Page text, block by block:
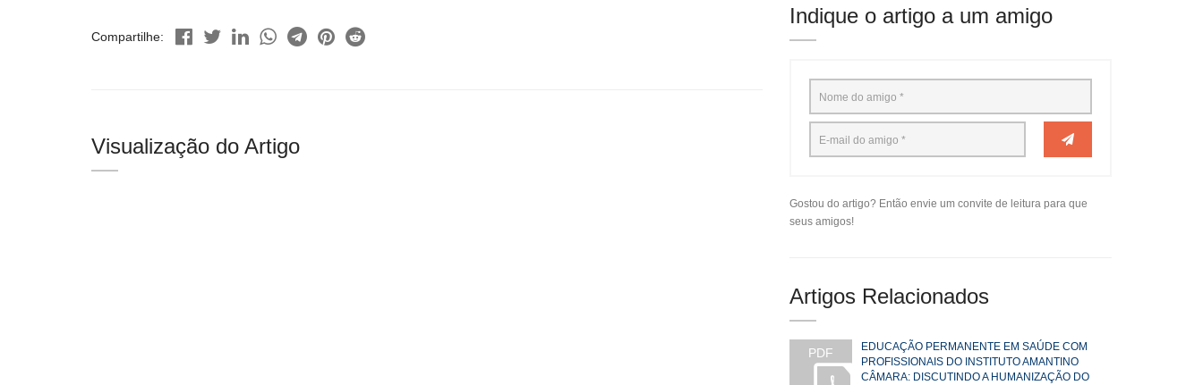
Compartilhe:
Visualização do Artigo
Indique o artigo a um amigo
Gostou do artigo? Então envie um convite de leitura para que
seus amigos!
Artigos Relacionados
PDF
EDUCAÇÃO PERMANENTE EM SAÚDE COM
PROFISSIONAIS DO INSTITUTO AMANTINO
CÂMARA: DISCUTINDO A HUMANIZAÇÃO DO